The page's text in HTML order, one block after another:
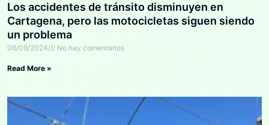
Los accidentes de tránsito disminuyen en
Cartagena, pero las motocicletas siguen siendo
un problema
06/09/2024 No hay comentarios
Read More »